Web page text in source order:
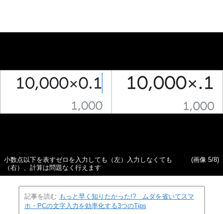
小数点以下を表すゼロを入力しても（左）入力しなくても
（右）、計算は問題なく行えます
(画像 5/8)
記事を読む もっと早く知りたかった!? ムダを省いてスマ
ホ・PCの文字入力を効率化する3つのTips